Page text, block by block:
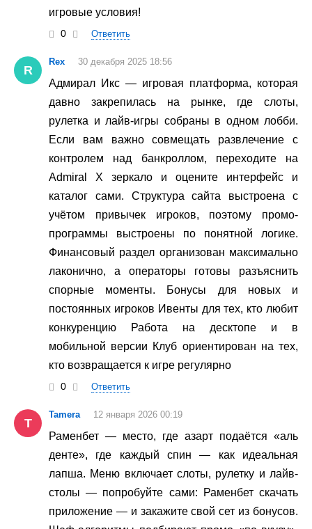
игровые условия!
0 Ответить
R
Rex 30 декабря 2025 18:56
Адмирал Икс — игровая платформа, которая
давно закрепилась на рынке, где слоты,
рулетка и лайв-игры собраны в одном лобби.
Если вам важно совмещать развлечение с
контролем над банкроллом, переходите на
Admiral X зеркало и оцените интерфейс и
каталог сами. Структура сайта выстроена с
учётом привычек игроков, поэтому промо-
программы выстроены по понятной логике.
Финансовый раздел организован максимально
лаконично, а операторы готовы разъяснить
спорные моменты. Бонусы для новых и
постоянных игроков Ивенты для тех, кто любит
конкуренцию Работа на десктопе и в
мобильной версии Клуб ориентирован на тех,
кто возвращается к игре регулярно
0 Ответить
T
Tamera 12 января 2026 00:19
Раменбет — место, где азарт подаётся «аль
денте», где каждый спин — как идеальная
лапша. Меню включает слоты, рулетку и лайв-
столы — попробуйте сами: Раменбет скачать
приложение — и закажите свой сет из бонусов.